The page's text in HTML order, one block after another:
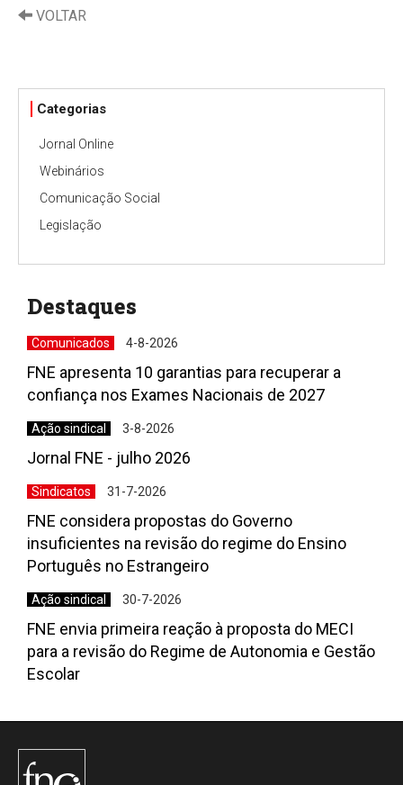
VOLTAR
Categorias
Jornal Online
Webinários
Comunicação Social
Legislação
Destaques
Comunicados 4-8-2026
FNE apresenta 10 garantias para recuperar a
confiança nos Exames Nacionais de 2027
Ação sindical 3-8-2026
Jornal FNE - julho 2026
Sindicatos 31-7-2026
FNE considera propostas do Governo
insuficientes na revisão do regime do Ensino
Português no Estrangeiro
Ação sindical 30-7-2026
FNE envia primeira reação à proposta do MECI
para a revisão do Regime de Autonomia e Gestão
Escolar